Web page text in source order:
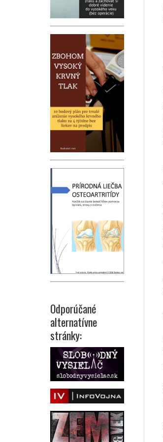
Odporúčané
alternatívne
stránky: